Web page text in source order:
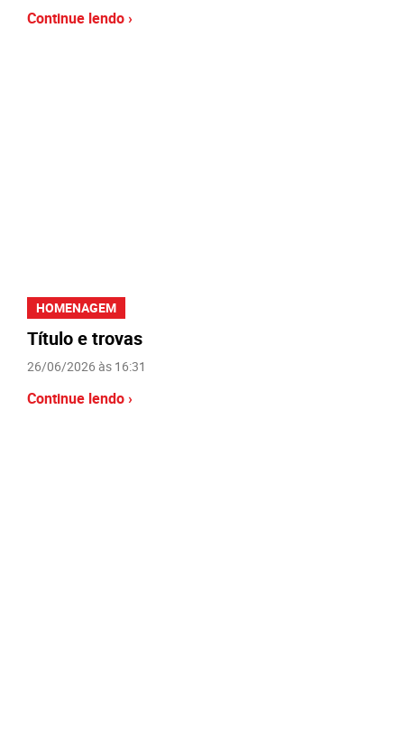
Continue lendo ›
HOMENAGEM
Título e trovas
26/06/2026 às 16:31
Continue lendo ›